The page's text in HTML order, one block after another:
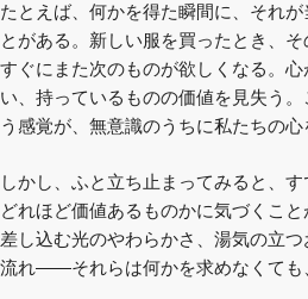
たとえば、何かを得た瞬間に、それ
とがある。新しい服を買ったとき、そ
すぐにまた次のものが欲しくなる。
い、持っているものの価値を見失う
う感覚が、無意識のうちに私たちの心
しかし、ふと立ち止まってみると、す
どれほど価値あるものかに気づくこ
差し込む光のやわらかさ、湯気の立
流れ——それらは何かを求めなくても